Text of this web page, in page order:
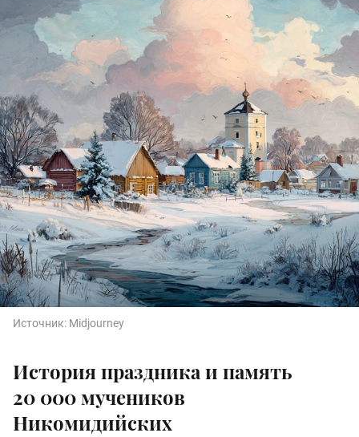
Источник: Midjourney
История праздника и память
20 000 мучеников
Никомидийских